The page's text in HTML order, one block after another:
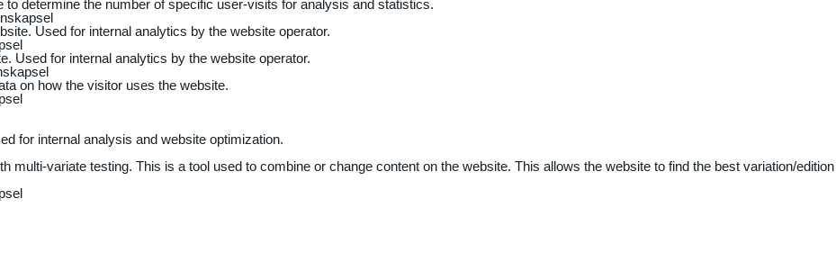
determine the number of specific user-visits for analysis and statistics.
Used for internal analytics by the website operator.
Used for internal analytics by the website operator.
on how the visitor uses the website.
for internal analysis and website optimization.
multi-variate testing. This is a tool used to combine or change content on the website. This allows the website to find the best variation/edition